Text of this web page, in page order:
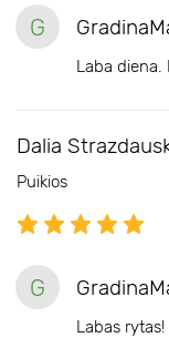
G
Laba diena.
Dalia
Puikios
G
Labas